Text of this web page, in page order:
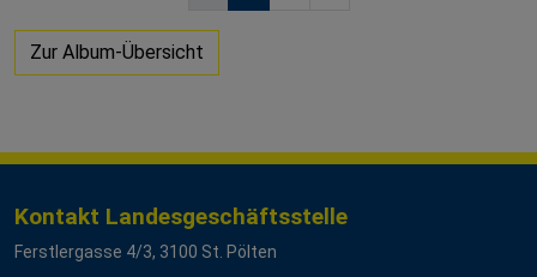
Zur Album-Übersicht
Kontakt Landesgeschäftsstelle
Ferstlergasse 4/3, 3100 St. Pölten